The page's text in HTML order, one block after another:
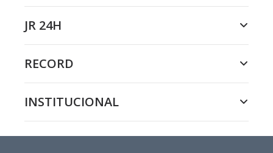
JR 24H
RECORD
INSTITUCIONAL